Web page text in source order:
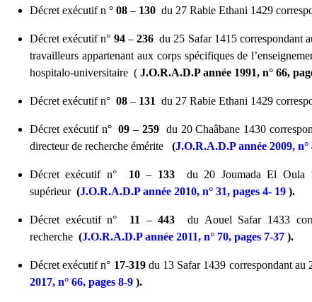
Décret exécutif n ° 08 – 130 du 27 Rabie Ethani 1429
Décret exécutif n° 94– 236du 25 Safar 1415 correspondant
travailleurs appartenant aux corps spécifiques de
hospitalo-universitaire ( J.O.R.A.D.P année 1991, n° 66,
Décret exécutif n° 08 – 131 du 27 Rabie Ethani 1429
Décret exécutif n°09 –259 du 20 Chaâbane 1430
directeur de recherche émérite
(J.O.R.A.D.P année 2009, n°
Décret exécutif n° 10– 133du 20 Joumada El Oula
supérieur (J.O.R.A.D.P année 2010, n° 31, pages 4- 19 ).
Décret exécutif n° 11 –443 du Aouel Safar 1433
recherche (J.O.R.A.D.P année 2011, n° 70, pages 7-37 ).
Décret exécutif n° 17-319du 13 Safar 1439 correspondant au
2017, n° 66, pages 8-9 ).